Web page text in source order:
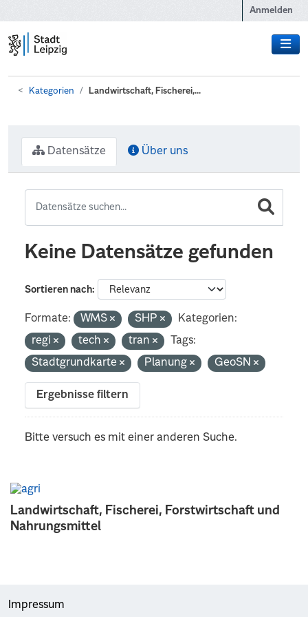
Anmelden
Kategorien Landwirtschaft, Fischerei,...
Landwirtschaft, Fischerei, Forstwirtschaft und
Nahrungsmittel
Datensätze Über uns
Keine Datensätze gefunden
Sortieren nach
Formate: WMS SHP
Kategorien:
regi
tech tran
Tags:
Stadtgrundkarte
Planung GeoSN
Ergebnisse filtern
Bitte versuch es mit einer anderen Suche.
Impressum